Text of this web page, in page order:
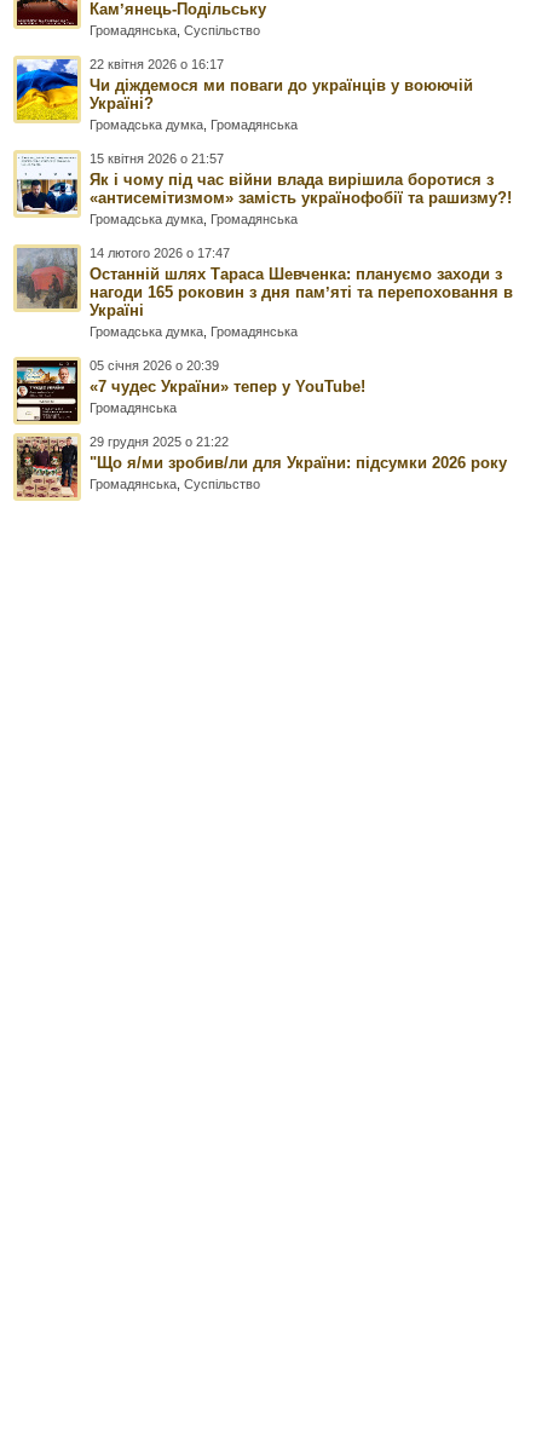
Камʼянець-Подільську
Громадянська ,Суспільство
22 квітня 2026 о 16:17
Чи діждемося ми поваги до українців у воюючій
Україні?
Громадська думка Громадянська
15 квітня 2026 о 21:57
Як і чому під час війни влада вирішила боротися з
«антисемітизмом» замість українофобії та рашизму?!
Громадська думка Громадянська
14 лютого 2026 о 17:47
Останній шлях Тараса Шевченка: плануємо заходи з
нагоди 165 роковин з дня памʼяті та перепоховання в
Україні
Громадська думка Громадянська
05 січня 2026 о 20:39
«7 чудес України» тепер у YouTube!
Громадянська
29 грудня 2025 о 21:22
"Що я/ми зробив/ли для України: підсумки 2026 року
Громадянська ,Суспільство